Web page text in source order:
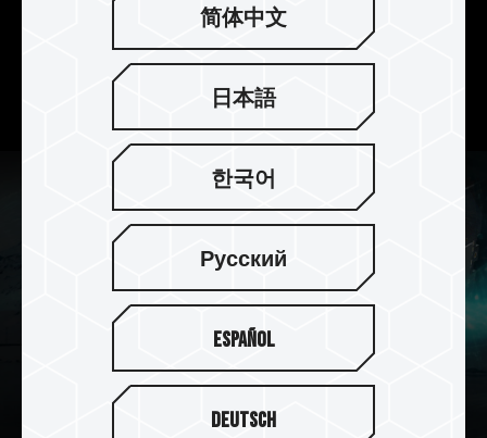
雪地极光配色的 XTREEM ARGB DDR5 WHITE
ARGB 搭配白色外观让极致美感一次满足，
使电竞 PC 脱颖而出成为最有特色的白色主题机。
简体中文
日本語
한국어
Русский
Español
Deutsch